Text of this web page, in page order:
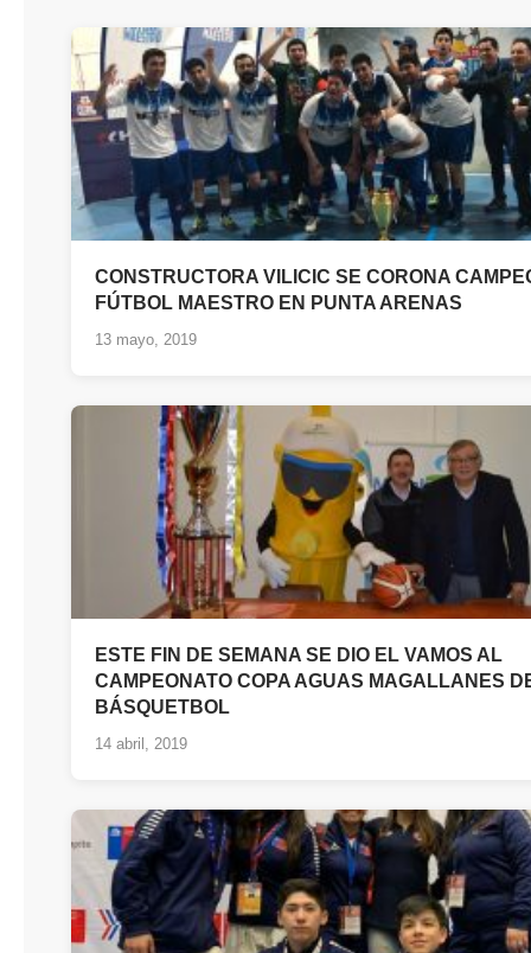
CONSTRUCTORA VILICIC SE CORONA
FÚTBOL MAESTRO EN PUNTA ARENAS
13 mayo, 2019
ESTE FIN DE SEMANA SE DIO EL VAMOS AL
CAMPEONATO COPA AGUAS MAGALLANES
BÁSQUETBOL
14 abril, 2019